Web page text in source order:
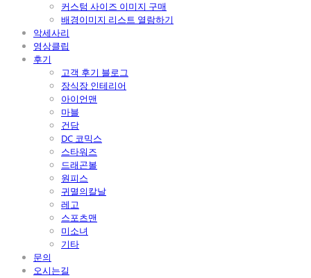
커스텀 사이즈 이미지 구매
배경이미지 리스트 열람하기
악세사리
영상클립
후기
고객 후기 블로그
장식장 인테리어
아이언맨
마블
건담
DC 코믹스
스타워즈
드래곤볼
원피스
귀멸의칼날
레고
스포츠맨
미소녀
기타
문의
오시는길